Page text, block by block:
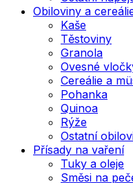
Obiloviny a
Kaše
Těstoviny
Granola
Ovesné
Cereálie a
Pohanka
Quinoa
Rýže
Ostatní
Přísady na vaření
Tuky a oleje
Směsi na